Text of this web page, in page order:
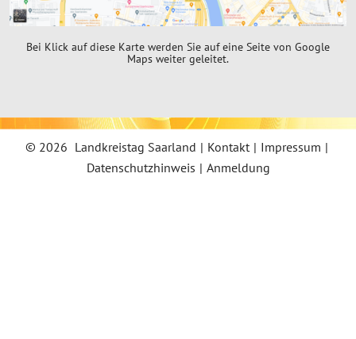
Bei Klick auf diese Karte werden Sie auf eine Seite von Google
Maps weiter geleitet.
© 2026 Landkreistag Saarland | Kontakt| Impressum |
Datenschutzhinweis | Anmeldung